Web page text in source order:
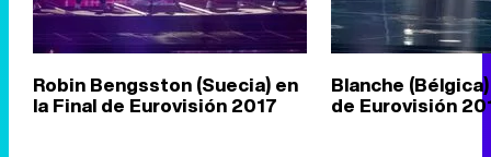
Robin Bengsston (Suecia) en
la Final de Eurovisión 2017
Blanche
de Eurovisión